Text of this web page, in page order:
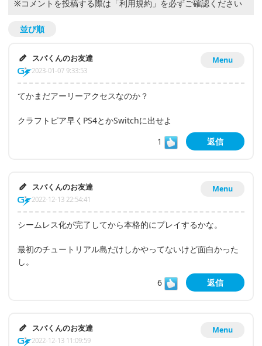
※コメントを投稿する際は 「利用規約」 を必ずご確認ください
並び順
Menu
スパくんのお友達
2023-01-07 9:33:53
てかまだアーリーアクセスなのか？
クラフトピア早くPS4とかSwitchに出せよ
1
返信
Menu
スパくんのお友達
2022-12-13 22:54:41
シームレス化が完了してから本格的にプレイするかな。
最初のチュートリアル島だけしかやってないけど面白かった
し。
6
返信
Menu
スパくんのお友達
2022-12-13 11:09:59